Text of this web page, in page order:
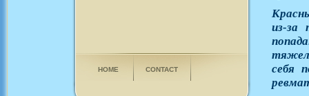
HOME CONTACT
из-за
себя